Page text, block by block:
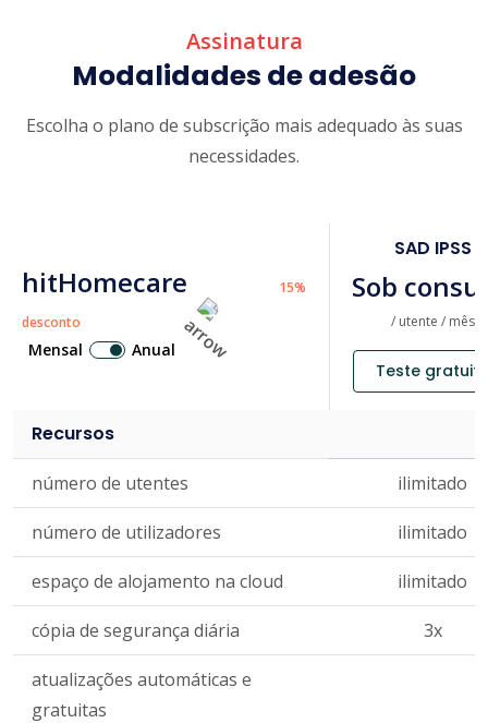
Assinatura
Modalidades de adesão
Escolha o plano de subscrição mais adequado às suas
necessidades.
hitHomecare
15%
desconto
Mensal Anual
SAD IPSS
Sob
/ utente / mês
Teste
Recursos
número de utentes ilimitado
número de utilizadores ilimitado
espaço de alojamento na cloud ilimitado
cópia de segurança diária 3x
atualizações automáticas e
gratuitas